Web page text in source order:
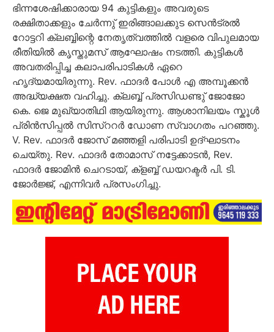
ഭിന്നശേഷിക്കാരായ 94 കുട്ടികളും അവരുടെ
രക്ഷിതാക്കളും ചേർന്നു് ഇരിങ്ങാലക്കുട സെൻട്രൽ
റോട്ടറി ക്ലബ്ബിന്റെ നേതൃത്വത്തിൽ വളരെ വിപുലമായ
രീതിയിൽ കൃസ്തുമസ് ആഘോഷം നടത്തി. കുട്ടികൾ
അവതരിപ്പിച്ച കലാപരിപാടികൾ ഏറെ
ഹൃദ്യമായിരുന്നു. Rev. ഫാദർ പോൾ എ അമ്പൂക്കൻ
അദ്ധ്യക്ഷത വഹിച്ചു. ക്ലബ്ബ് പ്രസിഡണ്ടു് ജോജോ
കെ. ജെ മുഖ്യാതിഥി ആയിരുന്നു. ആശാനിലയം സ്കൂൾ
പ്രിൻസിപ്പൽ സിസ്ററർ ഡോണ സ്വാഗതം പറഞ്ഞു.
V. Rev. ഫാദർ ജോസ് മഞ്ഞളി പരിപാടി ഉദ്ഘാടനം
ചെയ്തു. Rev. ഫാദർ തോമാസ് നട്ടേക്കാടൻ, Rev.
ഫാദർ ജോമിൻ ചെറടായ്, ക്ളബ്ബ് ഡയറക്ടർ പി. ടി.
ജോർജ്ജ്, എന്നിവർ പ്രസംഗിച്ചു.